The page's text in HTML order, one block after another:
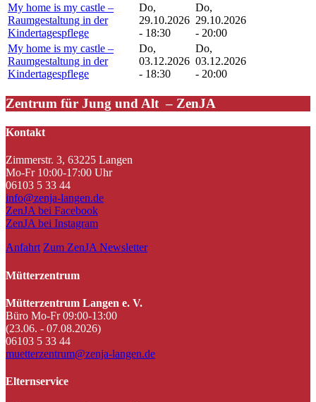
My home is my castle –
Raumgestaltung in der
Kindertagespflege
Do,
29.10.2026
- 18:30
Do,
29.10.2026
- 20:00
My home is my castle –
Raumgestaltung in der
Kindertagespflege
Do,
03.12.2026
- 18:30
Do,
03.12.2026
- 20:00
Zentrum für Jung und Alt – ZenJA
Kontakt
Zimmerstr. 3, 63225 Langen
Mo-Fr 10:00-17:00 Uhr
06103 5 33 44
info@zenja-langen.de
ZenJA bei Facebook
ZenJA bei Instagram
Anfahrt Zum ZenJA Newsletter
Mütterzentrum
Mütterzentrum Langen e. V.
Büro Mo-Fr 09:00-13:00
(23.06. - 07.08.2026)
06103 5 33 44
muetterzentrum@zenja-langen.de
Elternservice